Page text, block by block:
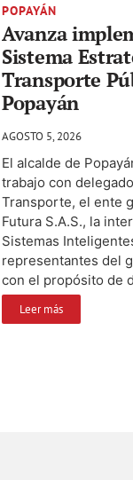
POPAYÁN
Avanza
Sistema
Transporte
Popayán
AGOSTO 5, 2026
El alcalde de
trabajo con
Transporte, el ente
Futura S.A.S., la
Sistemas
representantes del
con el propósito de
Leer más